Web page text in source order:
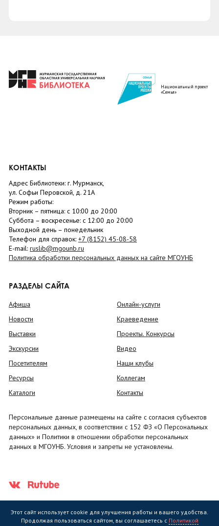
Национальный проект
«Семья»
КОНТАКТЫ
Адрес Библиотеки: г. Мурманск,
ул. Софьи Перовской, д. 21А
Режим работы:
Вторник – пятница: с 10:00 до 20:00
Суббота – воскресенье: c 12:00 до 20:00
Выходной день – понедельник
Телефон для справок: +7 (8152) 45-08-58
E-mail: ruslib@mgounb.ru
Политика обработки персональных данных на сайте МГОУНБ
РАЗДЕЛЫ САЙТА
Афиша
Новости
Выставки
Экскурсии
Посетителям
Ресурсы
Каталоги
Онлайн-услуги
Краеведение
Проекты. Конкурсы
Видео
Наши клубы
Коллегам
Контакты
Персональные данные размещены на сайте с согласия субъектов
персональных данных, в соответствии с 152 ФЗ «О Персональных
данных» и Политики в отношении обработки персональных
данных в МГОУНБ. Условия и запреты не установлены.
Этот сайт использует cookie для улучшения работы и вашего удобства.
Продолжая пользоваться сайтом, вы соглашаетесь с Политикой